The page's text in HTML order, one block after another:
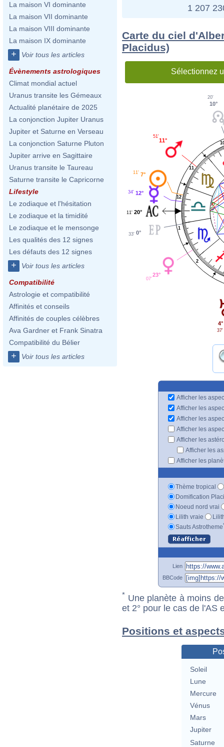
La maison VI dominante
La maison VII dominante
La maison VIII dominante
La maison IX dominante
+ Voir tous les articles
Évènements astrologiques
Climat mondial actuel
Uranus transite les Gémeaux
Actualité planétaire de 2025
La conjonction Jupiter Uranus
Jupiter et Saturne en Verseau
La conjonction Saturne Pluton
Jupiter arrive en Sagittaire
Uranus transite le Taureau
Saturne transite le Capricorne
Lifestyle
Le zodiaque et l'hésitation
Le zodiaque et la timidité
Le zodiaque et le mensonge
Les qualités des 12 signes
Les défauts des 12 signes
+ Voir tous les articles
Compatibilité
Astrologie et compatibilité
Affinités et conseils
Affinités de couples célèbres
Ava Gardner et Frank Sinatra
Compatibilité du Bélier
+ Voir tous les articles
1 207
Carte du ciel
Placidus)
Sélectionnez
1
2
11
12
10°
20'
11°
51'
7°
11'
12°
34'
20°
11'
0°
33'
23°
07'
4°
37'
Afficher les
Afficher les
Afficher les
Afficher les
Afficher les
Afficher les
Afficher les
Thème tropical
Domification
Noeud nord vrai
Lilith vraie
Sauts Astrotheme
Lien
BBCode
* Une planète à moins
et 2° pour le cas de l'AS
Positions et
Soleil
Lune
Mercure
Vénus
Mars
Jupiter
Saturne